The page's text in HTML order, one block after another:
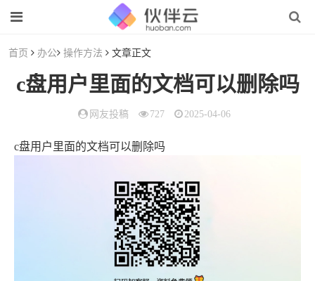
首页 办公 操作方法 文章正文
c盘用户里面的文档可以删除吗
网友投稿 727 2025-04-06
c盘用户里面的文档可以删除吗